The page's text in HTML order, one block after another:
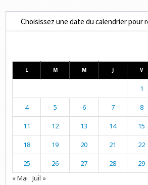
Choisissez une date du calendrier pour
L M M J V
1
4 5 6 7 8
11 12 13 14 15
18 19 20 21 22
25 26 27 28 29
« Mai Juil »